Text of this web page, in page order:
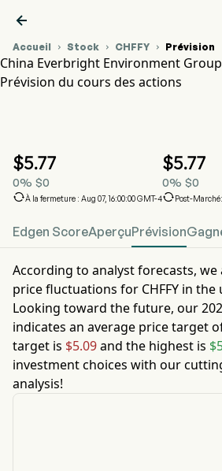

Accueil  Stock  CHFFY  Prévision
China Everbright Environment Group
Prévision du cours des actions
$5.77
0% $0
À la fermeture : Aug 07, 16:00:00 GMT-4
$5.77
0% $0
Post-
Edgen ScoreAperçuPrévision
According to analyst forecasts,
price fluctuations for CHFFY in the
Looking toward the future, our
indicates an average price target
target is $5.09and the highest is
investment choices with our
analysis!